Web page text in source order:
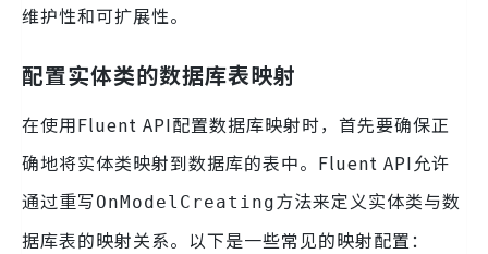
维护性和可扩展性。
配置实体类的数据库表映射
在使用Fluent API配置数据库映射时，首先要确保正
确地将实体类映射到数据库的表中。Fluent API允许
通过重写OnModelCreating方法来定义实体类与数
据库表的映射关系。以下是一些常见的映射配置：